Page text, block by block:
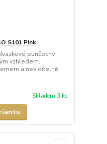
S101 Pink
punčochy
vzhledem,
a neviditelně
Skladem 3 ks